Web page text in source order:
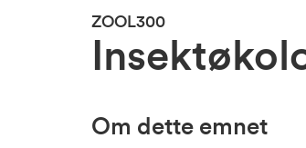
ZOOL300
Om dette emnet